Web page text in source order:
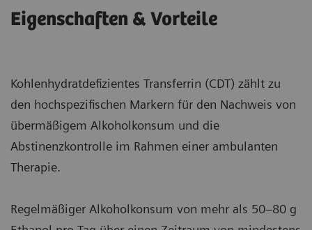
Eigenschaften & Vorteile
Kohlenhydratdefizientes Transferrin (CDT) zählt zu
den hochspezifischen Markern für den Nachweis von
übermäßigem Alkoholkonsum und die
Abstinenzkontrolle im Rahmen einer ambulanten
Therapie.
Regelmäßiger Alkoholkonsum von mehr als 50–80 g